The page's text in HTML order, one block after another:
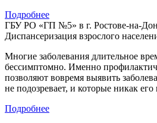
Подробнее
ГБУ РО «ГП №5» в г. Ростове-на-
Диспансеризация взрослого
Многие заболевания длительное
бессимптомно. Именно
позволяют вовремя выявить
не подозревает, и которые никак его
Подробнее